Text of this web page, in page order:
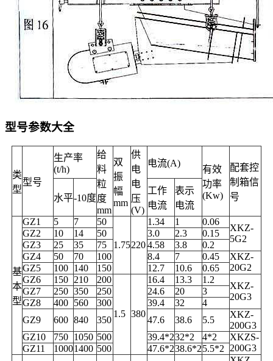
型号参数大全
类
型
型号
生产率
(t/h)
给
料
粒
度
mm
双
振
幅
mm
供
电
电
压
(V)
电流(A)
有效
功率
(Kw)
配套控
制箱信
号
水平-10度
工作
电流
表示
电流
基
本
型
GZ1 5 7 50
1.75220
1.34 1 0.06
XKZ-
5G2
GZ2 10 14 50 3.0 2.3
0.15
GZ3
25 35 75 4.58 3.8
0.2
GZ4
50 70 100 8.4 7 0.45
XKZ-
20G2
GZ5 100 140 150 12.7 10.6
0.65
GZ6
150 210 200
1.5 380
16.4 13.3 1.2
XKZ-
20G3
GZ7 250 350 250 24.6 20
3
GZ8
400 560 300 39.4 32
4
GZ9
600 840 350 47.6 38.6 5.5
XKZ-
200G3
GZ10
750 1050 500 39.4*232*2 4*2
XKZS-
200G3
GZ11 10001400 500 47.6*238.6*25.5*2